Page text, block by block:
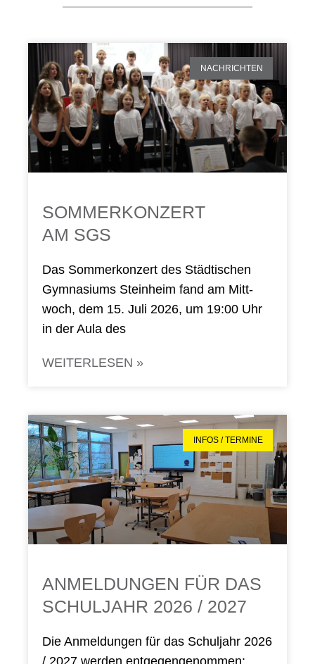
NACH­RICH­TEN
SOM­MER­KON­ZERT
AM SGS
Das Som­mer­kon­zert des Städ­ti­schen
Gym­na­si­ums Stein­heim fand am Mitt­
woch, dem 15. Juli 2026, um 19:00 Uhr
in der Aula des
WEITERLESEN »
INFOS / TERMINE
ANMEL­DUN­GEN FÜR DAS
SCHUL­JAHR 2026 / 2027
Die Anmel­dun­gen für das Schul­jahr 2026
/ 2027 wer­den ent­ge­gen­ge­nom­men: